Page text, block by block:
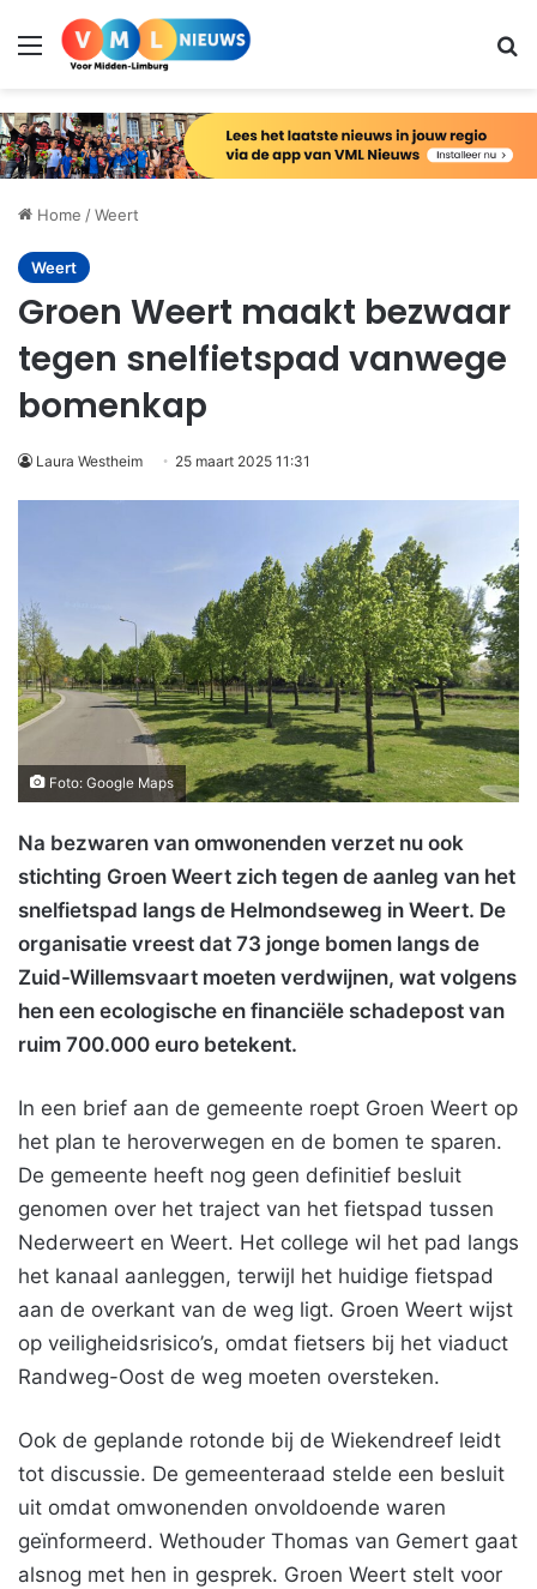
Menu
Home /Weert
Weert
Groen Weert maakt bezwaar
tegen snelfietspad vanwege
bomenkap
Laura Westheim 25 maart 2025 11:31
Foto: Google Maps
Na bezwaren van omwonenden verzet nu ook
stichting Groen Weert zich tegen de aanleg van het
snelfietspad langs de Helmondseweg in Weert. De
organisatie vreest dat 73 jonge bomen langs de
Zuid-Willemsvaart moeten verdwijnen, wat volgens
hen een ecologische en financiële schadepost van
ruim 700.000 euro betekent.
In een brief aan de gemeente roept Groen Weert op
het plan te heroverwegen en de bomen te sparen.
De gemeente heeft nog geen definitief besluit
genomen over het traject van het fietspad tussen
Nederweert en Weert. Het college wil het pad langs
het kanaal aanleggen, terwijl het huidige fietspad
aan de overkant van de weg ligt. Groen Weert wijst
op veiligheidsrisico’s, omdat fietsers bij het viaduct
Randweg-Oost de weg moeten oversteken.
Ook de geplande rotonde bij de Wiekendreef leidt
tot discussie. De gemeenteraad stelde een besluit
uit omdat omwonenden onvoldoende waren
geïnformeerd. Wethouder Thomas van Gemert gaat
alsnog met hen in gesprek. Groen Weert stelt voor